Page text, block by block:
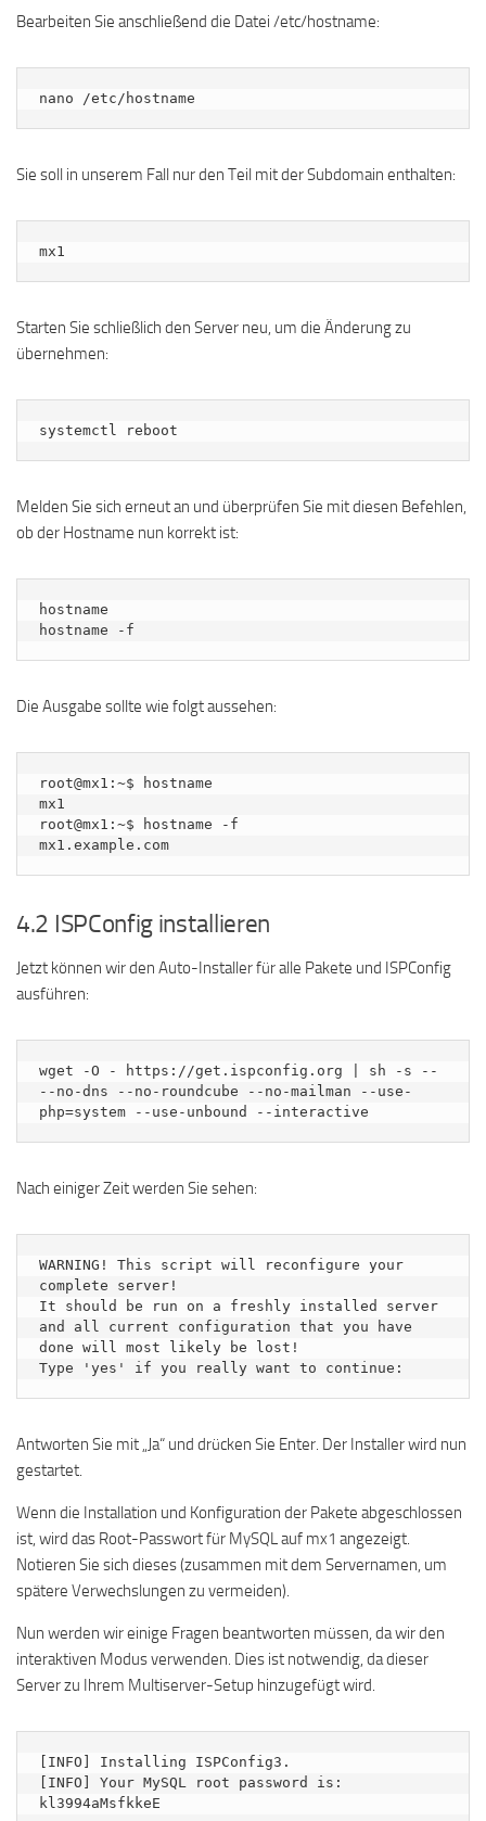
Bearbeiten Sie anschließend die Datei /etc/hostname:
nano /etc/hostname
Sie soll in unserem Fall nur den Teil mit der Subdomain enthalten:
mx1
Starten Sie schließlich den Server neu, um die Änderung zu
übernehmen:
systemctl reboot
Melden Sie sich erneut an und überprüfen Sie mit diesen Befehlen,
ob der Hostname nun korrekt ist:
hostname
hostname -f
Die Ausgabe sollte wie folgt aussehen:
root@mx1:~$ hostname
mx1
root@mx1:~$ hostname -f
mx1.example.com
4.2 ISPConfig installieren
Jetzt können wir den Auto-Installer für alle Pakete und ISPConfig
ausführen:
wget -O - https://get.ispconfig.org | sh -s --
--no-dns --no-roundcube --no-mailman --use-
php=system --use-unbound --interactive
Nach einiger Zeit werden Sie sehen:
WARNING! This script will reconfigure your
complete server!
It should be run on a freshly installed server
and all current configuration that you have
done will most likely be lost!
Type 'yes' if you really want to continue:
Antworten Sie mit „Ja“ und drücken Sie Enter. Der Installer wird nun
gestartet.
Wenn die Installation und Konfiguration der Pakete abgeschlossen
ist, wird das Root-Passwort für MySQL auf mx1 angezeigt.
Notieren Sie sich dieses (zusammen mit dem Servernamen, um
spätere Verwechslungen zu vermeiden).
Nun werden wir einige Fragen beantworten müssen, da wir den
interaktiven Modus verwenden. Dies ist notwendig, da dieser
Server zu Ihrem Multiserver-Setup hinzugefügt wird.
[INFO] Installing ISPConfig3.
[INFO] Your MySQL root password is:
kl3994aMsfkkeE